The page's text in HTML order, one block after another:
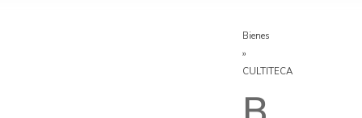
Bienes
»
CULTITECA